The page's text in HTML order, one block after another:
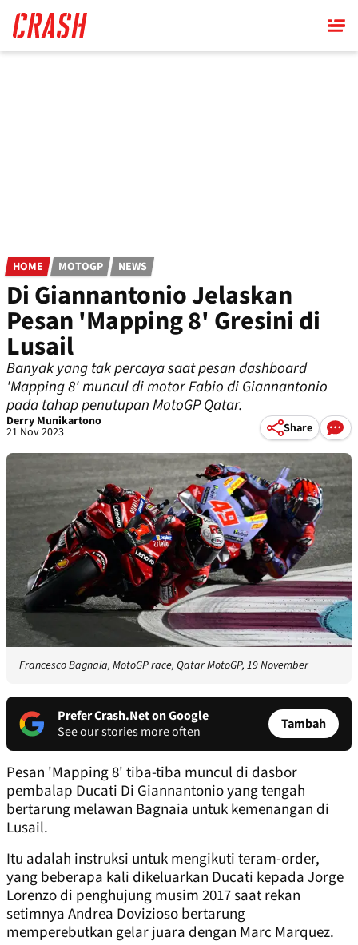
main
content
HOME MOTOGP NEWS
Di Giannantonio Jelaskan
Pesan 'Mapping 8' Gresini di
Lusail
Banyak yang tak percaya saat pesan dashboard
'Mapping 8' muncul di motor Fabio di Giannantonio
pada tahap penutupan MotoGP Qatar.
Derry Munikartono
21 Nov 2023 Share
Francesco Bagnaia, MotoGP race, Qatar MotoGP, 19 November
Prefer Crash.Net on Google
See our stories more often
Tambah
Pesan 'Mapping 8' tiba-tiba muncul di dasbor
pembalap Ducati Di Giannantonio yang tengah
bertarung melawan Bagnaia untuk kemenangan di
Lusail.
Itu adalah instruksi untuk mengikuti teram-order,
yang beberapa kali dikeluarkan Ducati kepada Jorge
Lorenzo di penghujung musim 2017 saat rekan
setimnya Andrea Dovizioso bertarung
memperebutkan gelar juara dengan Marc Marquez.